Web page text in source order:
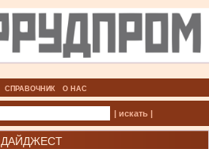
СПРАВОЧНИК О НАС
| искать |
ДАЙДЖЕСТ